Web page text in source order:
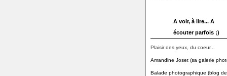
A voir, à lire... A
écouter parfois ;)
Plaisir des yeux, du coeur...
Amandine Joset (sa galerie
Balade photographique (blog de